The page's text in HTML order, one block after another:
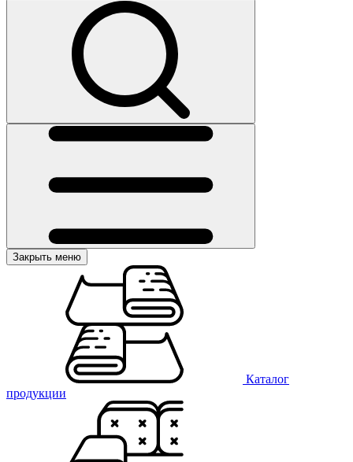
Закрыть меню
Каталог
продукции